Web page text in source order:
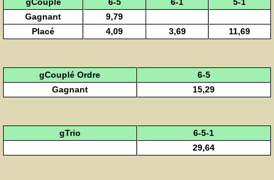
Gagnant
9,79
Placé
4,09 3,69 11,69
gCouplé Ordre
6-5
Gagnant
15,29
gTrio
6-5-1
29,64